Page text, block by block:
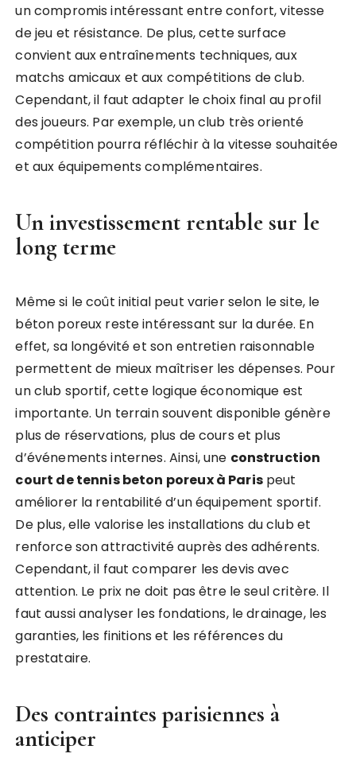
un compromis intéressant entre confort, vitesse
de jeu et résistance. De plus, cette surface
convient aux entraînements techniques, aux
matchs amicaux et aux compétitions de club.
Cependant, il faut adapter le choix final au profil
des joueurs. Par exemple, un club très orienté
compétition pourra réfléchir à la vitesse souhaitée
et aux équipements complémentaires.
Un investissement rentable sur le
long terme
Même si le coût initial peut varier selon le site, le
béton poreux reste intéressant sur la durée. En
effet, sa longévité et son entretien raisonnable
permettent de mieux maîtriser les dépenses. Pour
un club sportif, cette logique économique est
importante. Un terrain souvent disponible génère
plus de réservations, plus de cours et plus
d’événements internes. Ainsi, une construction
court de tennis beton poreux à Parispeut
améliorer la rentabilité d’un équipement sportif.
De plus, elle valorise les installations du club et
renforce son attractivité auprès des adhérents.
Cependant, il faut comparer les devis avec
attention. Le prix ne doit pas être le seul critère. Il
faut aussi analyser les fondations, le drainage, les
garanties, les finitions et les références du
prestataire.
Des contraintes parisiennes à
anticiper